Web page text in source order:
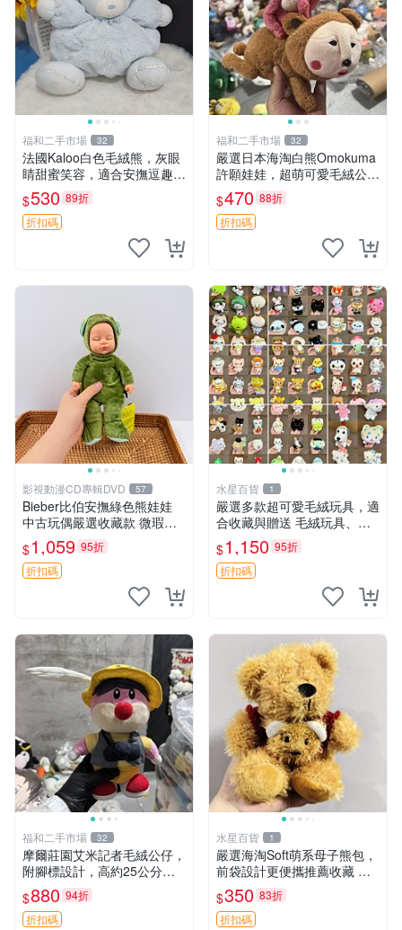
福和二手市場 32
法國Kaloo白色毛絨熊，灰眼
睛甜蜜笑容，適合安撫逗趣可
愛，柔軟面料手感佳。14 白
色安撫熊 毛絨玩具 寶寶逗樂
具
$530 89折
折扣碼
福和二手市場 32
嚴選日本海淘白熊Omokuma
許願娃娃，超萌可愛毛絨公仔
推薦收藏 白熊 Omokuma 毛
絨玩具 偽裝娃娃 玩具擺飾
$470 88折
折扣碼
影視動漫CD專輯DVD 57
Bieber比伯安撫綠色熊娃娃
中古玩偶嚴選收藏款 微瑕輕
度使用 Bieber綠熊娃娃 中古
玩偶 微瑕
$1,059 95折
折扣碼
水星百貨 1
嚴選多款超可愛毛絨玩具，適
合收藏與贈送 毛絨玩具、抱
枕、公仔
$1,150 95折
折扣碼
福和二手市場 32
摩爾莊園艾米記者毛絨公仔，
附腳標設計，高約25公分，
全新未拆封，限量珍藏。艾米
記者 毛絨公仔 超萌玩偶
$880 94折
折扣碼
水星百貨 1
嚴選海淘Soft萌系母子熊包，
前袋設計更便攜推薦收藏 母
子熊 軟綿綿 包包
$350 83折
折扣碼